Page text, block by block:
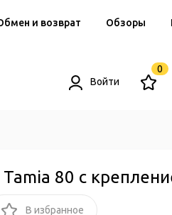
и возврат Обзоры
Войти
0
80 с
В избранное